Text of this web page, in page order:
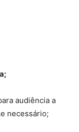
audiência a
necessário;